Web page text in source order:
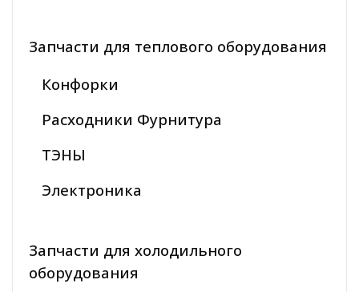
Запчасти для теплового оборудования
Конфорки
Расходники Фурнитура
ТЭНЫ
Электроника
Запчасти для холодильного
оборудования